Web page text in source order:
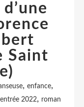
Saint
, enfance,
2022, roman